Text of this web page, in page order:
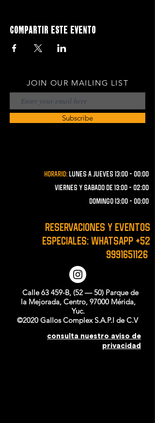
Compartir este evento
JOIN OUR MAILING LIST
Subscribe
Horario: lunes a JUEVES 13:00 - 00:00
VIERNES Y SABADO de 13:00 - 02:00
domingo 13:00 - 00:00
RESERVACIONES y EVENTOS
ESPECIALES: WHATSAPP +52
9991651126
Calle 63 459-B, (52 — 50) Parque de
la Mejorada, Centro, 97000 Mérida,
Yuc.
©2020 Gallos Complex S.A.P.I de C.V
consulta nuestro aviso de
privacidad